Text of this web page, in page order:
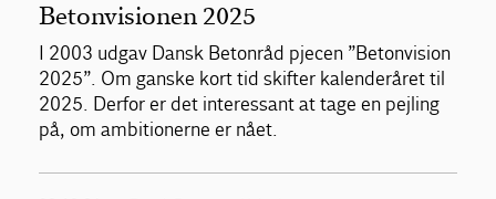
Betonvisionen 2025
I 2003 udgav Dansk Betonråd pjecen ”Betonvision
2025”. Om ganske kort tid skifter kalenderåret til
2025. Derfor er det interessant at tage en pejling
på, om ambitionerne er nået.